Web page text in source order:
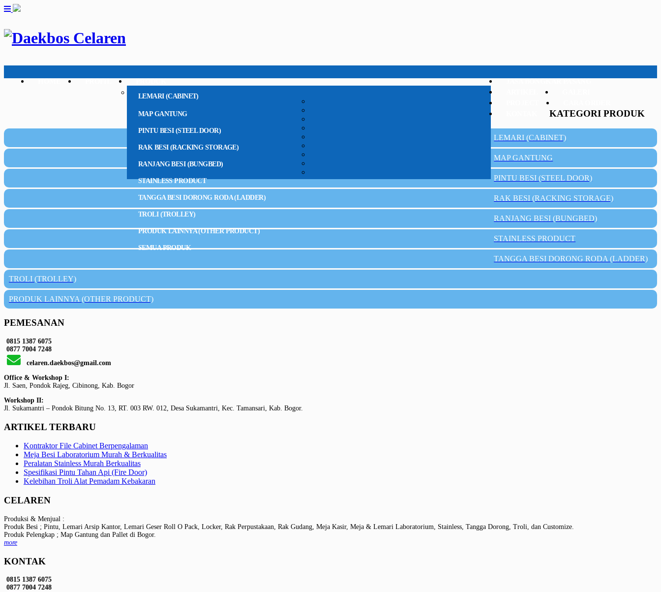
LEMARI (CABINET)
MAP GANTUNG
PINTU BESI (STEEL DOOR)
RAK BESI (RACKING STORAGE)
RANJANG BESI (BUNGBED)
STAINLESS PRODUCT
TANGGA BESI DORONG RODA (LADDER)
TROLI (TROLLEY)
PRODUK LAINNYA (OTHER PRODUCT)
SEMUA PRODUK
KATEGORI PRODUK
LEMARI (CABINET)
MAP GANTUNG
PINTU BESI (STEEL DOOR)
RAK BESI (RACKING STORAGE)
RANJANG BESI (BUNGBED)
STAINLESS PRODUCT
TANGGA BESI DORONG RODA (LADDER)
TROLI (TROLLEY)
PRODUK LAINNYA (OTHER PRODUCT)
PEMESANAN
0815 1387 6075
0877 7004 7248
celaren.daekbos@gmail.com
Office & Workshop I:
Jl. Saen, Pondok Rajeg, Cibinong, Kab. Bogor
Workshop II:
Jl. Sukamantri – Pondok Bitung No. 13, RT. 003 RW. 012, Desa Sukamantri, Kec. Tamansari, Kab. Bogor.
ARTIKEL TERBARU
Kontraktor File Cabinet Berpengalaman
Meja Besi Laboratorium Murah & Berkualitas
Peralatan Stainless Murah Berkualitas
Spesifikasi Pintu Tahan Api (Fire Door)
Kelebihan Troli Alat Pemadam Kebakaran
CELAREN
Produksi & Menjual :
Produk Besi ; Pintu, Lemari Arsip Kantor, Lemari Geser Roll O Pack, Locker, Rak Perpustakaan, Rak Gudang, Meja Kasir, Meja & Lemari Laboratorium, Stainless, Tangga Dorong, Troli, dan Customize.
Produk Pelengkap ; Map Gantung dan Pallet di Bogor.
more
KONTAK
0815 1387 6075
0877 7004 7248